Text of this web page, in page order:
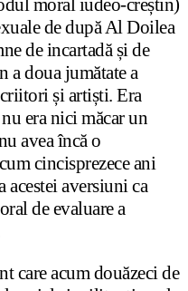
de după Al Doilea
de incartadă și de
a doua jumătate a
și artiști. Era
era nici măcar un
avea încă o
cincisprezece ani
acestei aversiuni ca
de evaluare a
care acum douăzeci de